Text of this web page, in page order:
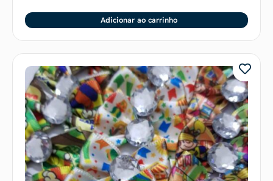
Adicionar ao carrinho